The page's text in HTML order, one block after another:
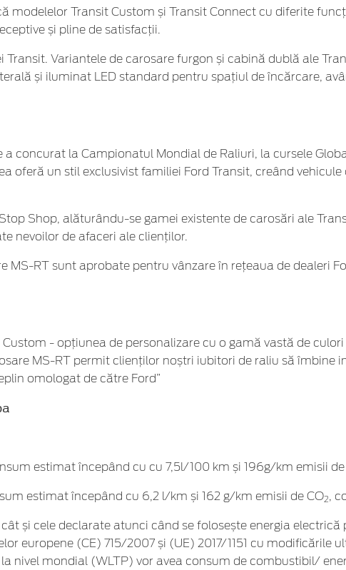
Transit Custom și Transit Connect cu diferite
și pline de satisfacții.
Variantele de carosare furgon și cabină dublă ale
și iluminat LED standard pentru spațiul de încărcare,
concurat la Campionatul Mondial de Raliuri, la cursele
oferă un stil exclusivist familiei Ford Transit, creând
Shop, alăturându-se gamei existente de carosări ale
nevoilor de afaceri ale clienților.
RT sunt aprobate pentru vânzare în rețeaua de dealeri
- opțiunea de personalizare cu o gamă vastă de culori
MS-RT permit clienților noștri iubitori de raliu să îmbine
omologat de către Ford”
estimat începând cu cu 7,5l/100 km și 196g/km emisii de
estimat începând cu 6,2 l/km și 162 g/km emisii de CO2,
și cele declarate atunci când se folosește energia
europene (CE) 715/2007 și (UE) 2017/1151 cu modificările
nivel mondial (WLTP) vor avea consum de combustibil/